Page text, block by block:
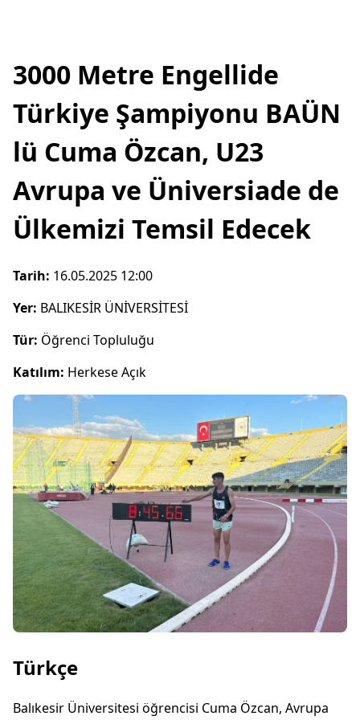
3000 Metre Engellide
Türkiye Şampiyonu BAÜN
lü Cuma Özcan, U23
Avrupa ve Üniversiade de
Ülkemizi Temsil Edecek
Tarih: 16.05.2025 12:00
Yer: BALIKESİR ÜNİVERSİTESİ
Tür: Öğrenci Topluluğu
Katılım: Herkese Açık
Türkçe
Balıkesir Üniversitesi öğrencisi Cuma Özcan, Avrupa